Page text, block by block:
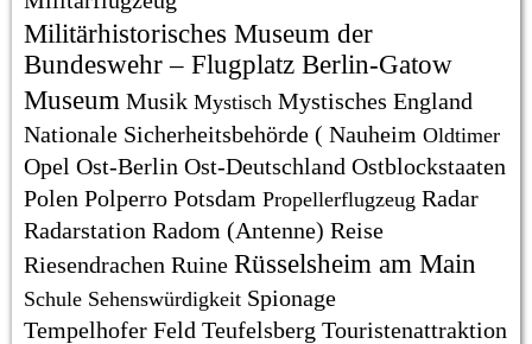
Militärhistorisches Museum der
Bundeswehr – Flugplatz Berlin-Gatow
Museum Musik Mystisch Mystisches England
Nationale Sicherheitsbehörde ( Nauheim Oldtimer
Opel Ost-Berlin Ost-Deutschland Ostblockstaaten
Polen Polperro Potsdam Propellerflugzeug Radar
Radarstation Radom (Antenne) Reise
Riesendrachen Ruine Rüsselsheim am Main
Schule Sehenswürdigkeit Spionage
Tempelhofer Feld Teufelsberg Touristenattraktion